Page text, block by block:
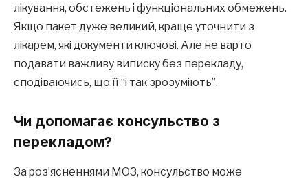
лікування, обстежень і функціональних обмежень.
Якщо пакет дуже великий, краще уточнити з
лікарем, які документи ключові. Але не варто
подавати важливу виписку без перекладу,
сподіваючись, що її “і так зрозуміють”.
Чи допомагає консульство з
перекладом?
За роз’ясненнями МОЗ, консульство може